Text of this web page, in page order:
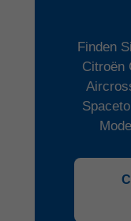
Finden
Citroën